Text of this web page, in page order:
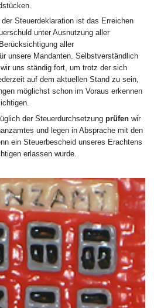
Steuerdeklaration ist das Erreichen
unter Ausnutzung aller
aller
unsere Mandanten. Selbstverständlich
uns ständig fort, um trotz der sich
auf dem aktuellen Stand zu sein,
möglichst schon im Voraus erkennen
der Steuerdurchsetzung prüfen wir
und legen in Absprache mit den
ein Steuerbescheid unseres Erachtens
erlassen wurde.